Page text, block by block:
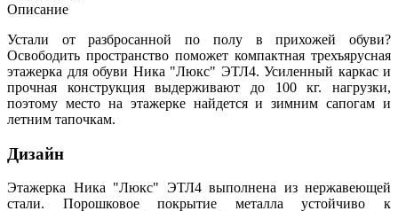
Описание
Устали от разбросанной по полу в прихожей обуви?
Освободить пространство поможет компактная трехъярусная
этажерка для обуви Ника "Люкс" ЭТЛ4. Усиленный каркас и
прочная конструкция выдерживают до 100 кг. нагрузки,
поэтому место на этажерке найдется и зимним сапогам и
летним тапочкам.
Дизайн
Этажерка Ника "Люкс" ЭТЛ4 выполнена из нержавеющей
стали. Порошковое покрытие металла устойчиво к